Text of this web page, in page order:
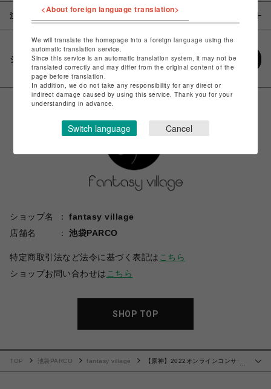
注意事項
シェアする
ショップ名
fantasy village
店舗名
池袋PARCO
特定商取引法など法令に基づく表記は こちら
ショップお問い合わせは こちら
SHOP TOP
TOP 池袋PARCO fantasy village
【原神】2022オンラインコンサー
<About foreign language translation>
We will translate the homepage into a foreign language using the
automatic translation service.
Since this service is an automatic translation system, it may not be
translated correctly and may differ from the original content of the
page before translation.
In addition, we do not take any responsibility for any direct or
indirect damage caused by using this service. Thank you for your
understanding in advance.
Switch language Cancel